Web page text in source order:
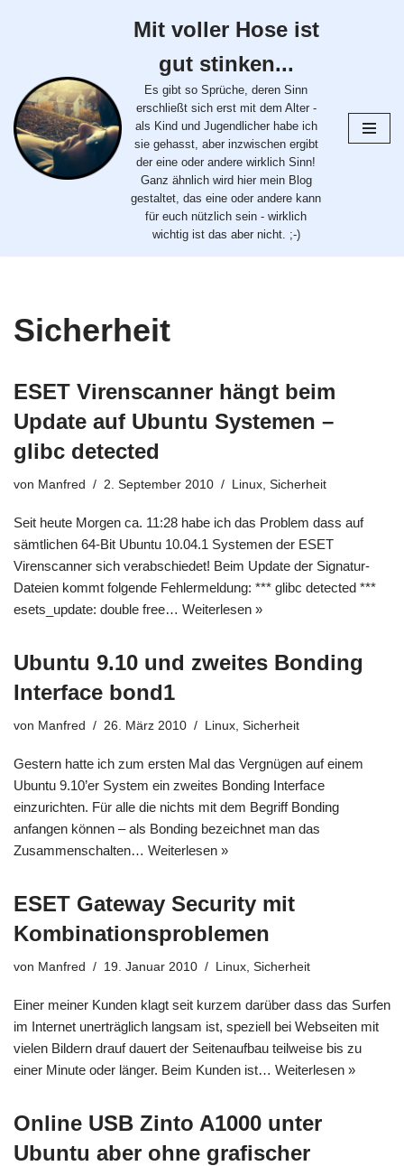
springen
Mit voller Hose ist
gut stinken...
Es gibt so Sprüche, deren Sinn
erschließt sich erst mit dem Alter -
als Kind und Jugendlicher habe ich
sie gehasst, aber inzwischen ergibt
der eine oder andere wirklich Sinn!
Ganz ähnlich wird hier mein Blog
gestaltet, das eine oder andere kann
für euch nützlich sein - wirklich
wichtig ist das aber nicht. ;-)
Sicherheit
ESET Virenscanner hängt beim
Update auf Ubuntu Systemen –
glibc detected
von Manfred 2. September 2010 Linux, Sicherheit
Seit heute Morgen ca. 11:28 habe ich das Problem dass auf
sämtlichen 64-Bit Ubuntu 10.04.1 Systemen der ESET
Virenscanner sich verabschiedet! Beim Update der Signatur-
Dateien kommt folgende Fehlermeldung: *** glibc detected ***
esets_update: double free… Weiterlesen »
Ubuntu 9.10 und zweites Bonding
Interface bond1
von Manfred 26. März 2010 Linux, Sicherheit
Gestern hatte ich zum ersten Mal das Vergnügen auf einem
Ubuntu 9.10’er System ein zweites Bonding Interface
einzurichten. Für alle die nichts mit dem Begriff Bonding
anfangen können – als Bonding bezeichnet man das
Zusammenschalten… Weiterlesen »
ESET Gateway Security mit
Kombinationsproblemen
von Manfred 19. Januar 2010 Linux, Sicherheit
Einer meiner Kunden klagt seit kurzem darüber dass das Surfen
im Internet unerträglich langsam ist, speziell bei Webseiten mit
vielen Bildern drauf dauert der Seitenaufbau teilweise bis zu
einer Minute oder länger. Beim Kunden ist… Weiterlesen »
Online USB Zinto A1000 unter
Ubuntu aber ohne grafischer